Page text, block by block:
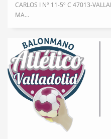
CARLOS I Nº 11-5º C 47013-
MA...